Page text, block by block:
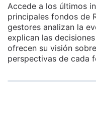
Accede a los últimos
principales fondos de
gestores analizan la
explican las
ofrecen su visión
perspectivas de cada